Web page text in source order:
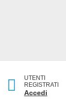
UTENTI
REGISTRATI
Accedi